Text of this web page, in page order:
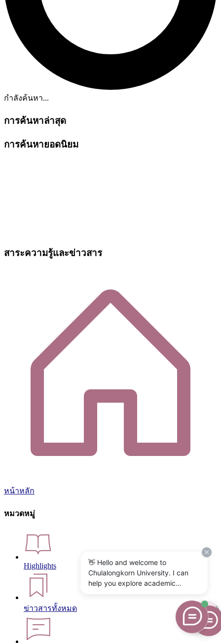
กำลังค้นหา...
การค้นหาล่าสุด
การค้นหายอดนิยม
สาระความรู้และข่าวสาร
หน้าหลัก
หมวดหมู่
Highlights
ข่าวสารทั้งหมด
👋 Hello and welcome to
Chulalongkorn University. I can
help you explore academic